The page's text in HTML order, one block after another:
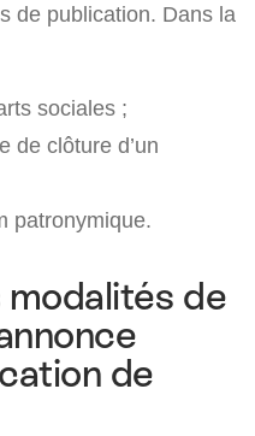
de publication. Dans la
sociales ;
de clôture d’un
patronymique.
modalités de
de